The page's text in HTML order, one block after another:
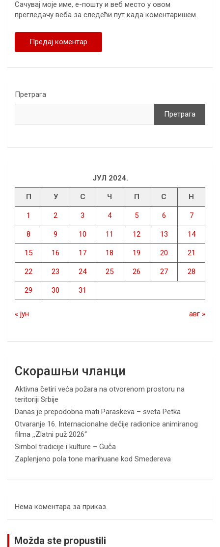
Сачувај моје име, е-пошту и веб место у овом
прегледачу веба за следећи пут када коментаришем.
Претрага
Претрага
ЈУЛ 2024.
П У С Ч П С Н
1 2 3 4 5 6 7
8 9 10 11 12 13 14
15 16 17 18 19 20 21
22 23 24 25 26 27 28
29 30 31
« јун авг »
Скорашњи чланци
Aktivna četiri veća požara na otvorenom prostoru na
teritoriji Srbije
Danas je prepodobna mati Paraskeva – sveta Petka
Otvaranje 16. Internacionalne dečije radionice animiranog
filma ,,Zlatni puž 2026“
Simbol tradicije i kulture – Guča
Zaplenjeno pola tone marihuane kod Smedereva
Нема коментара за приказ.
Možda ste propustili